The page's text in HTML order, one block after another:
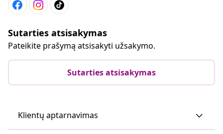
Sutarties atsisakymas
Pateikite prašymą atsisakyti užsakymo.
Sutarties atsisakymas
Klientų aptarnavimas